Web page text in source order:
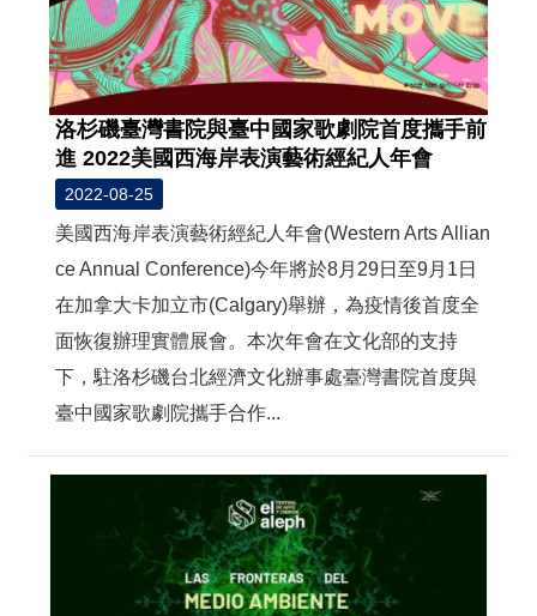
洛杉磯臺灣書院與臺中國家歌劇院首度攜手前
進 2022美國西海岸表演藝術經紀人年會
2022-08-25
美國西海岸表演藝術經紀人年會(Western Arts Allian
ce Annual Conference)今年將於8月29日至9月1日
在加拿大卡加立市(Calgary)舉辦，為疫情後首度全
面恢復辦理實體展會。本次年會在文化部的支持
下，駐洛杉磯台北經濟文化辦事處臺灣書院首度與
臺中國家歌劇院攜手合作...